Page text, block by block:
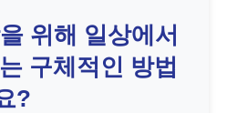
위해 일상에서
구체적인 방법
?